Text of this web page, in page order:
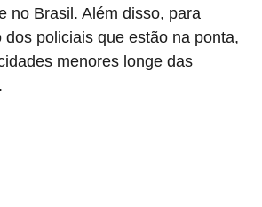
no Brasil. Além disso, para
dos policiais que estão na ponta,
menores longe das